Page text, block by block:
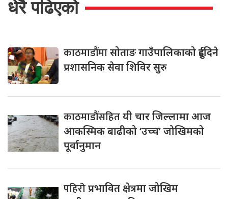
धेरै पढिएको
काठमाडौंमासोताङ गाउँपालिकाको दुईदिने
प्रशासनिक सेवा शिविर सुरु
काठमाडौंसहितयी चार जिल्लामा आज
आकस्मिक बाढीको ‘उच्च’ जोखिमको
पूर्वानुमान
पहिरोप्रभावित क्षेत्रमा जोखिम